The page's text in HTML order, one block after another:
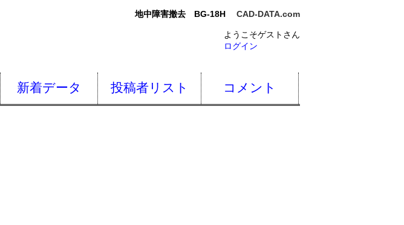
地中障害撤去 BG-18H CAD-DATA.com
ようこそゲストさん
ログイン
新着データ 投稿者リスト コメント